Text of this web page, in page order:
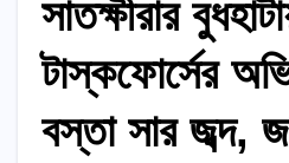
সাতক্ষীরার
টাস্কফোর্সের
বস্তা সার জব্দ,